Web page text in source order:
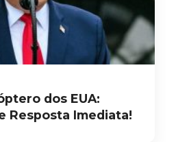
dos EUA:
Resposta Imediata!